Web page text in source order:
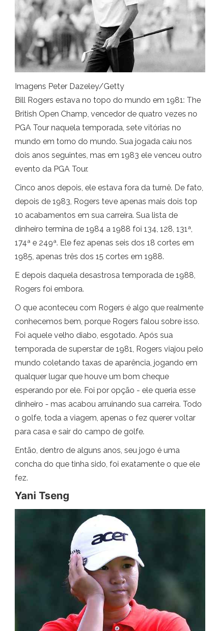
Imagens Peter Dazeley/Getty
Bill Rogers estava no topo do mundo em 1981: The
British Open Champ, vencedor de quatro vezes no
PGA Tour naquela temporada, sete vitórias no
mundo em torno do mundo. Sua jogada caiu nos
dois anos seguintes, mas em 1983 ele venceu outro
evento da PGA Tour.
Cinco anos depois, ele estava fora da turnê. De fato,
depois de 1983, Rogers teve apenas mais dois top
10 acabamentos em sua carreira. Sua lista de
dinheiro termina de 1984 a 1988 foi 134, 128, 131ª,
174ª e 249ª. Ele fez apenas seis dos 18 cortes em
1985, apenas três dos 15 cortes em 1988.
E depois daquela desastrosa temporada de 1988,
Rogers foi embora.
O que aconteceu com Rogers é algo que realmente
conhecemos bem, porque Rogers falou sobre isso.
Foi aquele velho diabo, esgotado. Após sua
temporada de superstar de 1981, Rogers viajou pelo
mundo coletando taxas de aparência, jogando em
qualquer lugar que houve um bom cheque
esperando por ele. Foi por opção - ele queria esse
dinheiro - mas acabou arruinando sua carreira. Todo
o golfe, toda a viagem, apenas o fez querer voltar
para casa e sair do campo de golfe.
Então, dentro de alguns anos, seu jogo é uma
concha do que tinha sido, foi exatamente o que ele
fez.
Yani Tseng